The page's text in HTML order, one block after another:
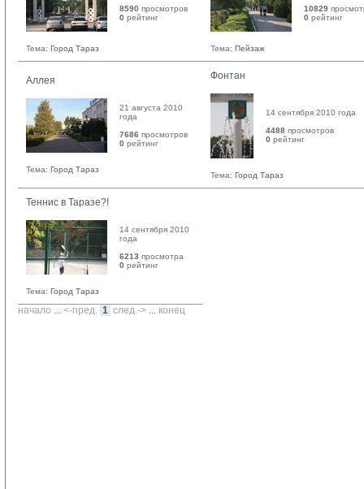
8590 просмотров
0 рейтинг
Тема: Город Тараз
10829
0 рейтинг
Тема: Пейзаж
Аллея
21 августа 2010
года
7686 просмотров
0 рейтинг
Тема: Город Тараз
Фонтан
14 сентября 2010 года
4488 просмотров
0 рейтинг
Тема: Город Тараз
Теннис в Таразе?!
14 сентября 2010
года
6213 просмотра
0 рейтинг
Тема: Город Тараз
начало ... <-пред. 1 след.-> ... конец